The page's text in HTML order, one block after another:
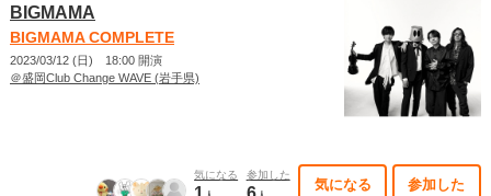
BIGMAMA
BIGMAMA COMPLETE
2023/03/12 (日) 18:00 開演
＠盛岡Club Change WAVE (岩手県)
気になる 参加した
気になる 参加した